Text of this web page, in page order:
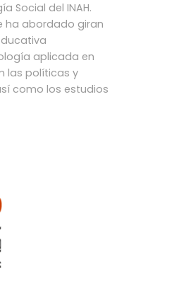
Social del INAH.
ha abordado giran
aplicada en
las políticas y
como los estudios